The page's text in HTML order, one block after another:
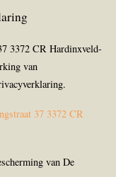
3372 CR Hardinxveld-
van
37 3372 CR
van De